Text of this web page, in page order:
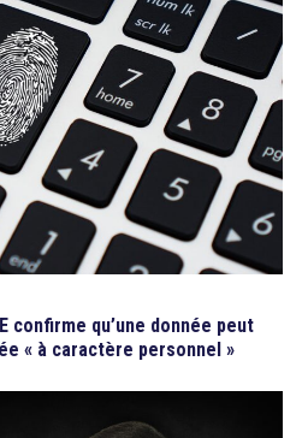
confirme qu’une donnée peut
« à caractère personnel »